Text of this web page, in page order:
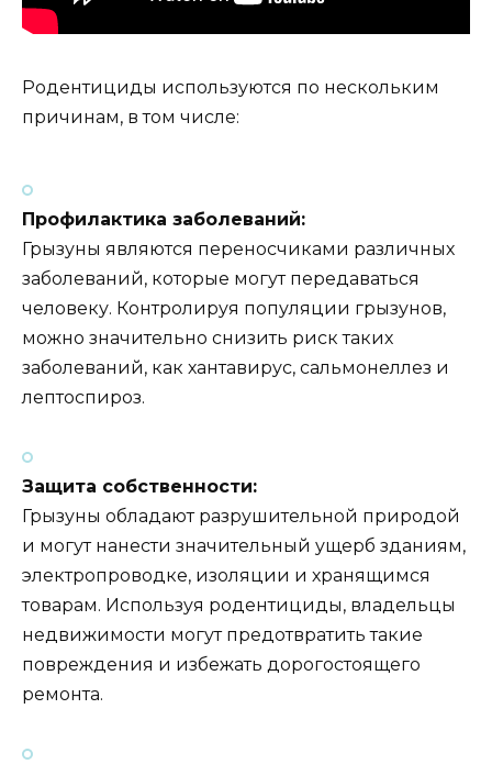
Родентициды используются по нескольким
причинам, в том числе:
Профилактика заболеваний:
Грызуны являются переносчиками различных
заболеваний, которые могут передаваться
человеку. Контролируя популяции грызунов,
можно значительно снизить риск таких
заболеваний, как хантавирус, сальмонеллез и
лептоспироз.
Защита собственности:
Грызуны обладают разрушительной природой
и могут нанести значительный ущерб зданиям,
электропроводке, изоляции и хранящимся
товарам. Используя родентициды, владельцы
недвижимости могут предотвратить такие
повреждения и избежать дорогостоящего
ремонта.